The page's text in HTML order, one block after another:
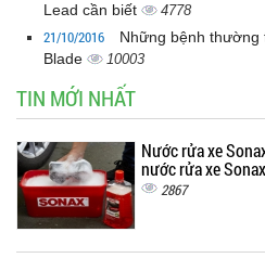
Lead cần biết
4778
21/10/2016
Những bệnh thường
Blade
10003
TIN MỚI NHẤT
Nước rửa xe
nước rửa xe
2867